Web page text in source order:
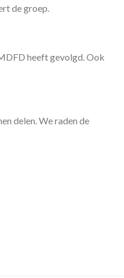
de groep.
heeft gevolgd. Ook
delen. We raden de